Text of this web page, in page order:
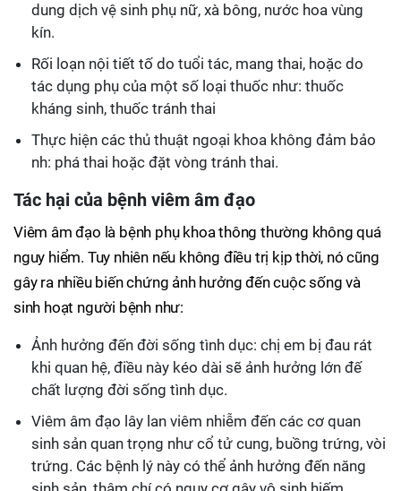
dung dịch vệ sinh phụ nữ, xà bông, nước hoa vùng
kín.
Rối loạn nội tiết tố do tuổi tác, mang thai, hoặc do
tác dụng phụ của một số loại thuốc như: thuốc
kháng sinh, thuốc tránh thai
Thực hiện các thủ thuật ngoại khoa không đảm bảo
nh: phá thai hoặc đặt vòng tránh thai.
Tác hại của bệnh viêm âm đạo
Viêm âm đạo là bệnh phụ khoa thông thường không quá
nguy hiểm. Tuy nhiên nếu không điều trị kịp thời, nó cũng
gây ra nhiều biến chứng ảnh hưởng đến cuộc sống và
sinh hoạt người bệnh như:
Ảnh hưởng đến đời sống tình dục: chị em bị đau rát
khi quan hệ, điều này kéo dài sẽ ảnh hưởng lớn đế
chất lượng đời sống tình dục.
Viêm âm đạo lây lan viêm nhiễm đến các cơ quan
sinh sản quan trọng như cổ tử cung, buồng trứng, vòi
trứng. Các bệnh lý này có thể ảnh hưởng đến năng